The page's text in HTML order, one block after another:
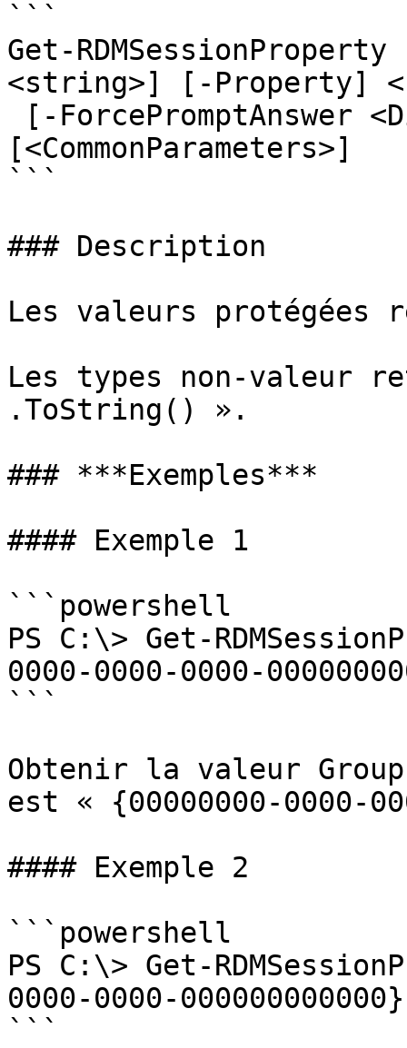
```
Get-
<string>] [-Property]
[<CommonParameters>]
```
### Description
Les valeurs
Les types non-valeur
.ToString() ».
### ***Exemples***
#### Exemple 1
```powershell
PS C:\> Get-
0000-0000-0000-
```
Obtenir la valeur
est « {00000000-0000-
#### Exemple 2
```powershell
PS C:\> Get-
0000-0000-
```